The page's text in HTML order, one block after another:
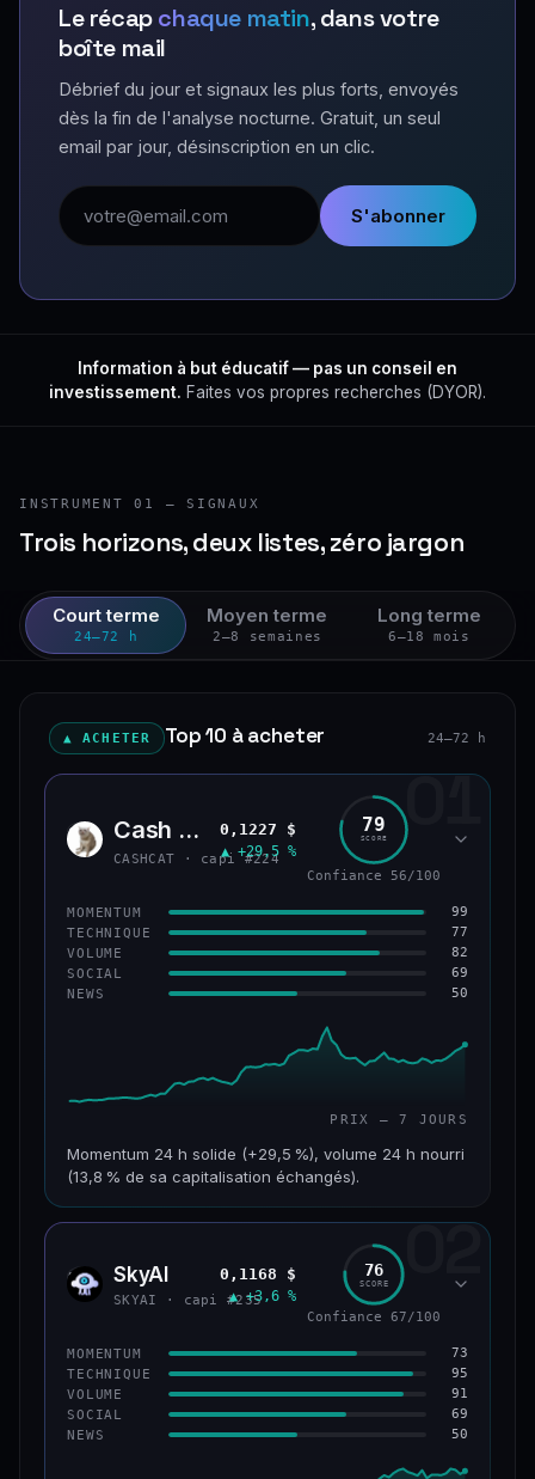
Le récapchaque matin, dans votre
boîte mail
Débrief du jour et signaux les plus forts, envoyés
dès la fin de l'analyse nocturne. Gratuit, un seul
email par jour, désinscription en un clic.
Adresse email
S'abonner
Information à but éducatif — pas un conseil en
investissement. Faites vos propres recherches (DYOR).
INSTRUMENT 01 — SIGNAUX
Trois horizons, deux listes, zéro jargon
Court terme
24–72 h
Moyen terme
2–8 semaines
Long terme
6–18 mois
▲ ACHETER Top 10 à acheter 24–72 h
01
CASH Cash Cat
CASHCAT · capi #224
0,1227 $
▲ +29,5 %
79
SCORE
Confiance 56/100
MOMENTUM 99
TECHNIQUE 77
VOLUME 82
SOCIAL 69
NEWS 50
PRIX — 7 JOURS
Momentum 24 h solide (+29,5 %), volume 24 h nourri
(13,8 % de sa capitalisation échangés).
CAP. MARCHÉ VOLUME 24 H
VAR. 7 J VAR. 30 J
+10,2 %
VS ATH
−46,4 %
CONFIANCE 56/100
02
SKYA SkyAI
SKYAI · capi #235
0,1168 $
▲ +3,6 %
76
SCORE
Confiance 67/100
MOMENTUM 73
TECHNIQUE 95
VOLUME 91
SOCIAL 69
NEWS 50